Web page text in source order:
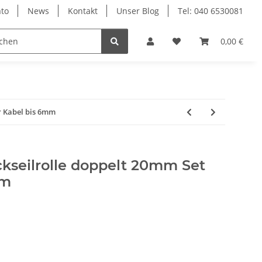
News Kontakt Unser Blog Tel: 040 6530081
0,00 €
bis 6mm
doppelt 20mm Set